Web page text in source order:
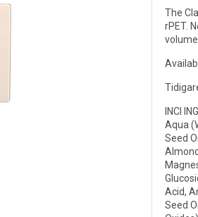
The
rPET.
INCI
Aqua
Seed
Acid,
Seed